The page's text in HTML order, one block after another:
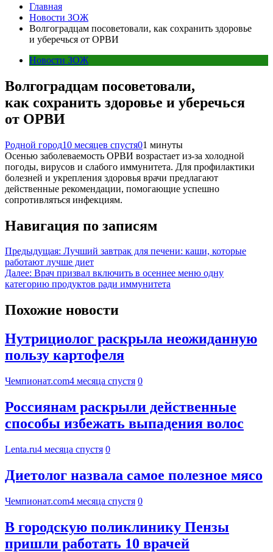
Главная
Новости ЗОЖ
Волгоградцам посоветовали, как сохранить здоровье
и уберечься от ОРВИ
Новости ЗОЖ
Волгоградцам посоветовали,
как сохранить здоровье и уберечься
от ОРВИ
Родной город10 месяцев спустя01 минуты
Осенью заболеваемость ОРВИ возрастает из-за холодной
погоды, вирусов и слабого иммунитета. Для профилактики
болезней и укрепления здоровья врачи предлагают
действенные рекомендации, помогающие успешно
сопротивляться инфекциям.
Навигация по записям
Предыдущая: Лучший завтрак для печени: каши, которые
работают лучше диет
Далее: Врач призвал включить в осеннее меню одну
категорию продуктов ради иммунитета
Похожие новости
Нутрициолог раскрыла неожиданную
пользу картофеля
Чемпионат.com4 месяца спустя 0
Россиянам раскрыли действенные
способы избежать выпадения волос
Lenta.ru4 месяца спустя 0
Диетолог назвала самое полезное мясо
Чемпионат.com4 месяца спустя 0
В городскую поликлинику Пензы
пришли работать 10 врачей